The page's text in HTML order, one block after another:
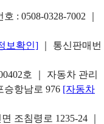
호 : 0508-0328-7002
보확인]
｜ 통신판매번
호 ｜ 자동차 관리
승항남로 976 [자동차
조침령로 1235-24 ｜